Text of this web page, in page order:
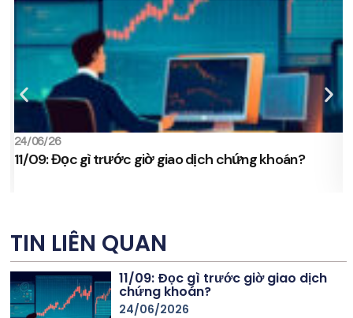
24/06/26
11/09: Đọc gì trước giờ giao dịch chứng khoán?
TIN LIÊN QUAN
11/09: Đọc gì trước giờ giao dịch
chứng khoán?
24/06/2026